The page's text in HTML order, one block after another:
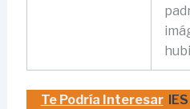
Te Podría Interesar IES